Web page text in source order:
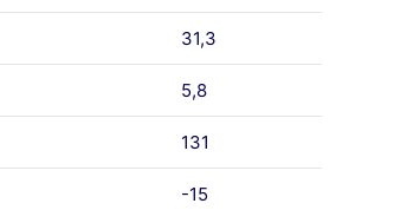
31,3
5,8
131
-15